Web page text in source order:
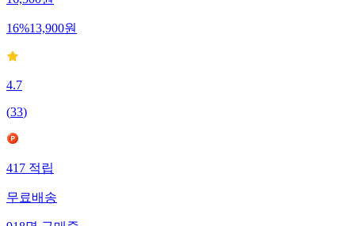
16,500원
16%13,900원
4.7
(33)
417적립
무료배송